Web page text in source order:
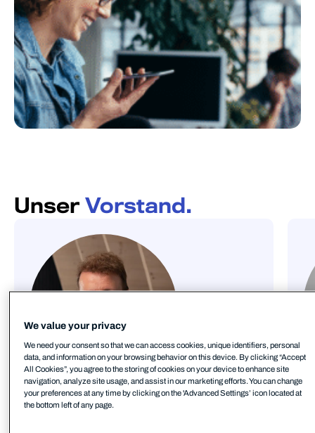
Unser Vorstand.
Risto Siilasmaa
Chair of the Board
We value your privacy
We need your consent so that we can access cookies, unique identifiers, personal
data, and information on your browsing behavior on this device. By clicking “Accept
All Cookies”, you agree to the storing of cookies on your device to enhance site
navigation, analyze site usage, and assist in our marketing efforts. You can change
your preferences at any time by clicking on the 'Advanced Settings’ icon located at
the bottom left of any page.